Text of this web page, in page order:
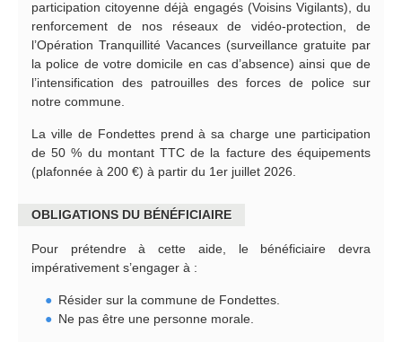
participation citoyenne déjà engagés (Voisins Vigilants), du
renforcement de nos réseaux de vidéo-protection, de
l’Opération Tranquillité Vacances (surveillance gratuite par
la police de votre domicile en cas d’absence) ainsi que de
l’intensification des patrouilles des forces de police sur
notre commune.
La ville de Fondettes prend à sa charge une participation
de 50 % du montant TTC de la facture des équipements
(plafonnée à 200 €) à partir du 1er juillet 2026.
OBLIGATIONS DU BÉNÉFICIAIRE
Pour prétendre à cette aide, le bénéficiaire devra
impérativement s’engager à :
Résider sur la commune de Fondettes.
Ne pas être une personne morale.